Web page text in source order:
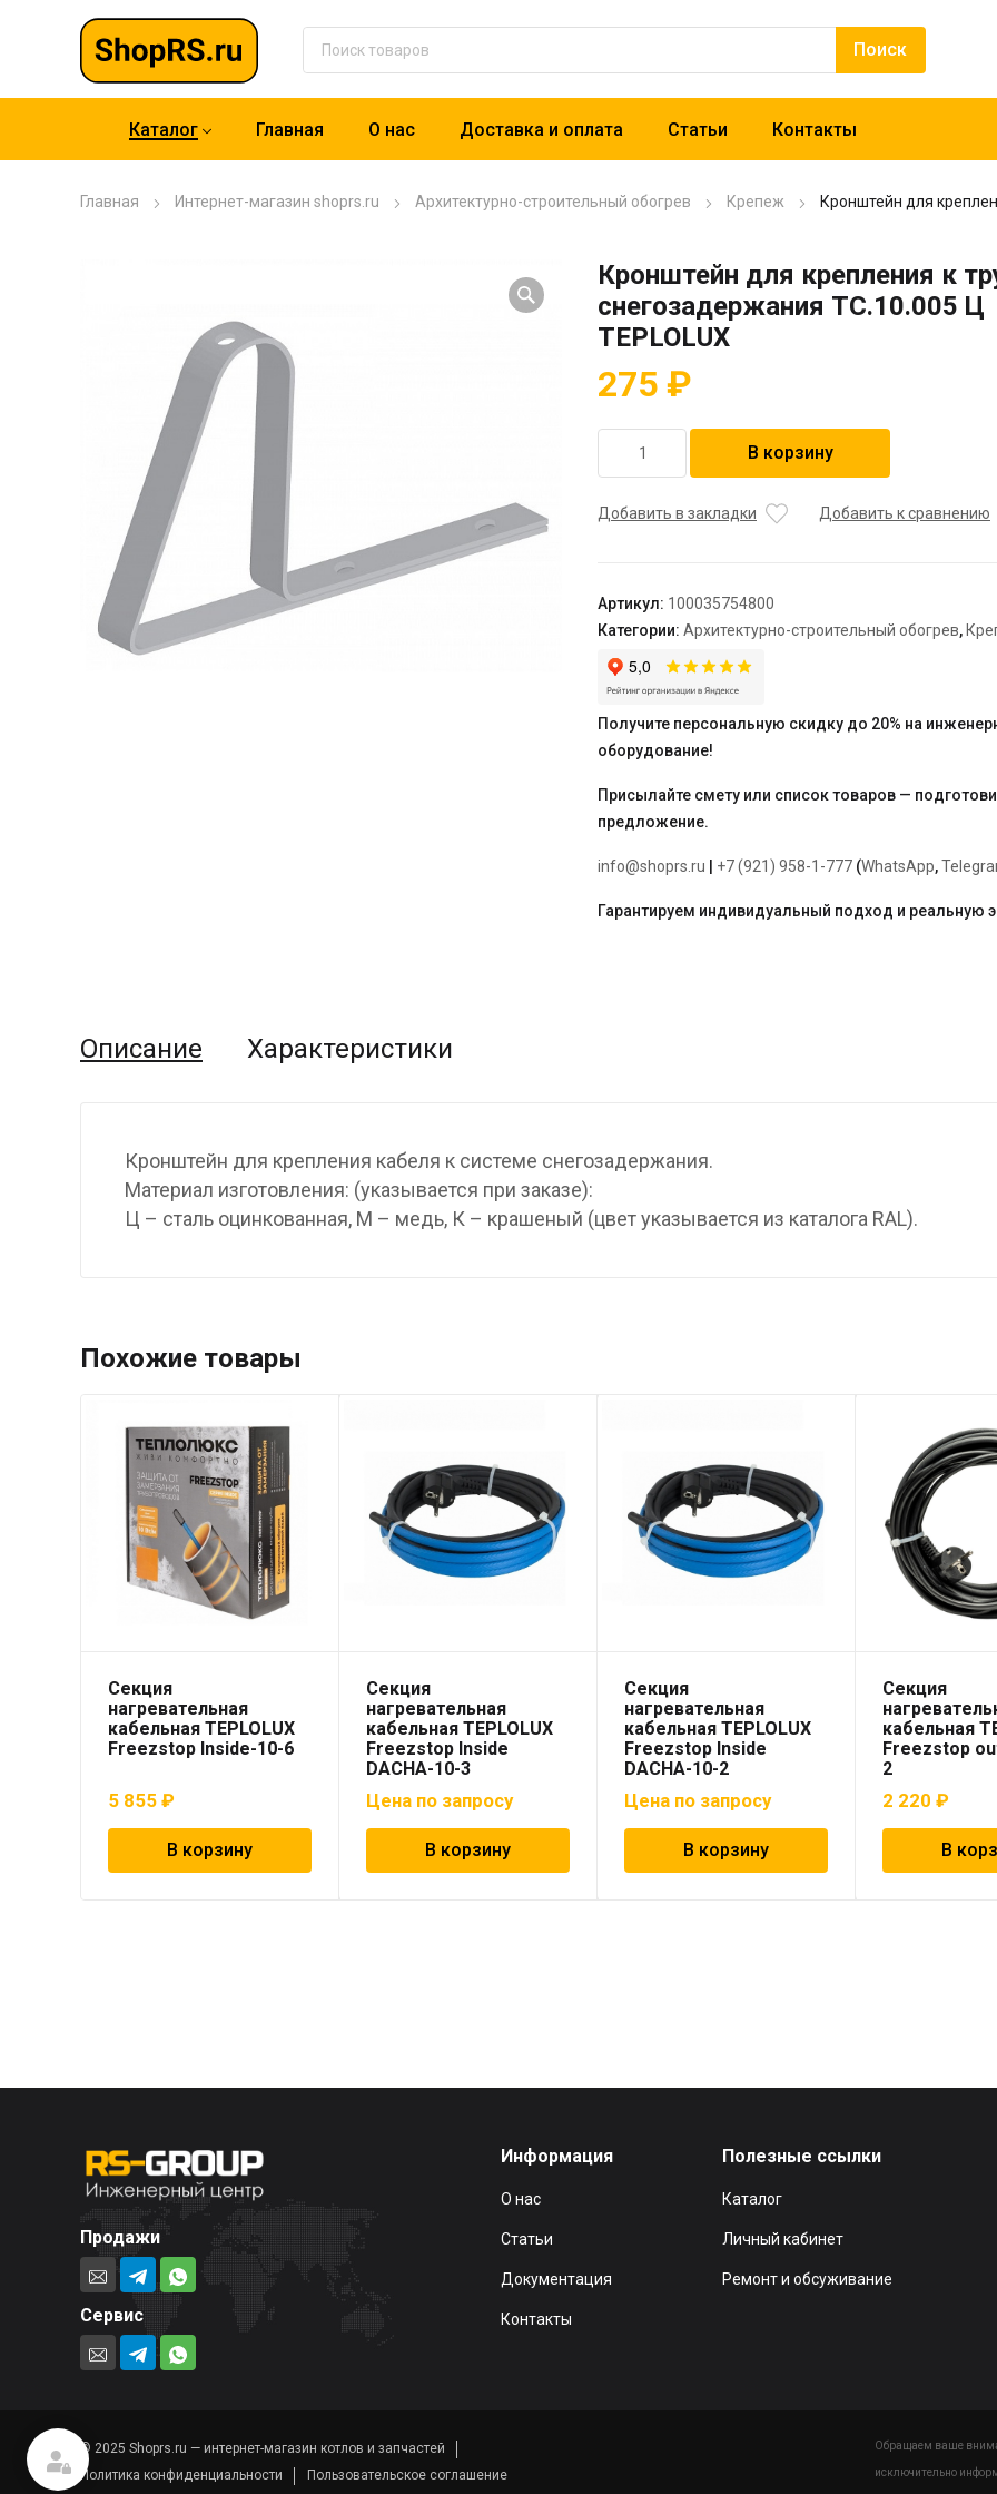
Каталог Главная О нас Доставка и оплата Статьи Контакты
Главная Интернет-магазин shoprs.ru Архитектурно-строительный обогрев Крепеж Кронштейн для
Кронштейн для крепления к
снегозадержания ТС.10.005 Ц
TEPLOLUX
275 ₽
товара
для
снегозадержания
ТС.10.005
TEPLOLUX
В корзину
Добавить в закладки Добавить к сравнению
Артикул: 100035754800
Категории: Архитектурно-строительный обогрев,
Получите персональную скидку до 20% на
оборудование!
Присылайте смету или список товаров —
предложение.
info@shoprs.ru +7 (921) 958-1-777 (WhatsApp,
Гарантируем индивидуальный подход и реальную
Описание Характеристики
Кронштейн для крепления кабеля к системе снегозадержания.
Материал изготовления: (указывается при заказе):
Ц – сталь оцинкованная, М – медь, К – крашеный (цвет указывается из каталога RAL).
Похожие товары
Секция
нагревательная
кабельная TEPLOLUX
Freezstop Inside-10-6
5 855 ₽
В корзину
Секция
нагревательная
кабельная TEPLOLUX
Freezstop Inside
DACHA-10-3
Цена по запросу
В корзину
Секция
нагревательная
кабельная TEPLOLUX
Freezstop Inside
DACHA-10-2
Цена по запросу
В корзину
Секция
кабельная
Freezstop
2
2 220₽
В
Продажи
Сервис
Информация
О нас
Статьи
Документация
Контакты
Полезные ссылки
Каталог
Личный кабинет
Ремонт и обсуживание
© 2025 Shoprs.ru — интернет-магазин котлов и запчастей
Политика конфиденциальности
Пользовательское соглашение
Обращаем ваше
исключительно